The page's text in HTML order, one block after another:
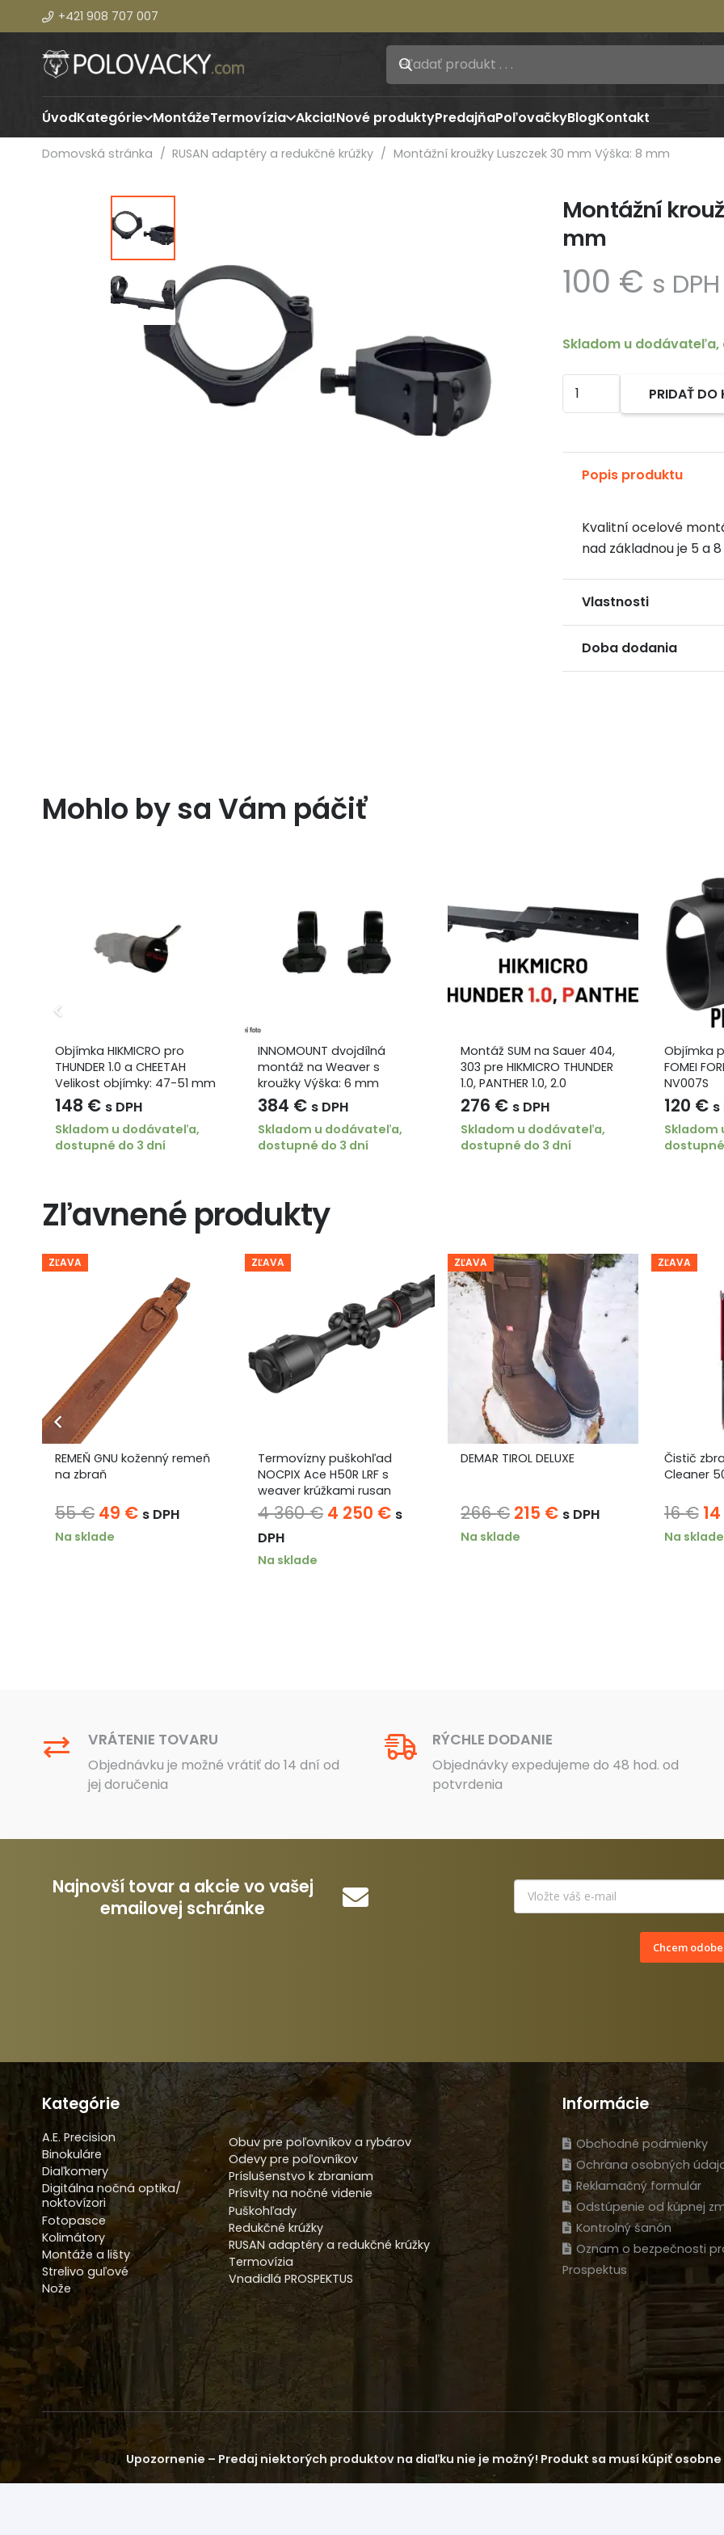
+421 908 707 007
ÚvodKategórie MontážeTermovízia Akcia!Nové produktyPredajňaPoľovačkyBlogKontakt
Domovská stránka / RUSAN adaptéry a redukčné krúžky / Montážní kroužky Luszczek 30 mm Výška: 8 mm
Montážní
mm
100 € s DPH
Skladom u dodávateľa,
množstvo
mm
PRIDAŤ DO
Alternative:
Popis produktu
Kvalitní ocelové
nad základnou je 5 a
Vlastnosti
Doba dodania
Mohlo by sa Vám páčiť
Objímka HIKMICRO pro
THUNDER 1.0 a CHEETAH
Velikost objímky: 47-51 mm
148 € s DPH
Skladom u dodávateľa,
dostupné do 3 dní
INNOMOUNT dvojdílná
montáž na Weaver s
kroužky Výška: 6 mm
384 € s DPH
Skladom u dodávateľa,
dostupné do 3 dní
Montáž SUM na Sauer 404,
303 pre HIKMICRO THUNDER
1.0, PANTHER 1.0, 2.0
276 € s DPH
Skladom u dodávateľa,
dostupné do 3 dní
Objímka
FOMEI
NV007S
120 € s
Skladom
Zľavnené produkty
ZĽAVA
REMEŇ GNU koženný remeň
na zbraň
55€ Pôvodná
cena
49 €Aktuálna
s DPH
Na sklade
ZĽAVA
Termovízny puškohľad
NOCPIX Ace H50R LRF s
weaver krúžkami rusan
podľa výberu
4 360€ Pôvodná
4 250 €Aktuálna
s
DPH
Na sklade
ZĽAVA
DEMAR TIROL DELUXE
266€ Pôvodná
cena
215 €Aktuálna
s DPH
Na sklade
ZĽAVA
Čistič
Cleaner
16€ 14
Na sklade
VRÁTENIE TOVARU
Objednávku je možné vrátiť do 14 dní od
jej doručenia
RÝCHLE DODANIE
Objednávky expedujeme do 48 hod. od
potvrdenia
Najnovší tovar a akcie vo vašej
emailovej schránke
Chcem
Kategórie
A.E. Precision
Binokuláre
Diaľkomery
Digitálna nočná optika/
noktovízori
Fotopasce
Kolimátory
Montáže a lišty
Strelivo guľové
Nože
Obuv pre poľovníkov a rybárov
Odevy pre poľovníkov
Príslušenstvo k zbraniam
Prísvity na nočné videnie
Puškohľady
Redukčné krúžky
RUSAN adaptéry a redukčné krúžky
Termovízia
Vnadidlá PROSPEKTUS
Informácie
Obchodné podmienky
Ochrana osobných
Reklamačný formulár
Odstúpenie od kúpnej
Kontrolný šanón
Oznam o bezpečnosti
Prospektus
Upozornenie – Predaj niektorých produktov na diaľku nie je možný! Produkt sa musí kúpiť